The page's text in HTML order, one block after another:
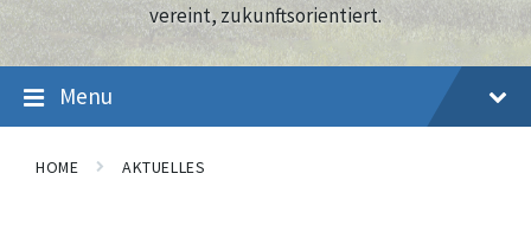
vereint, zukunftsorientiert.
Menu
HOME AKTUELLES